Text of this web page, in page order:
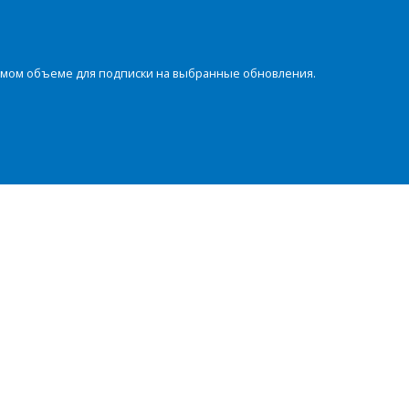
объеме для подписки на выбранные обновления.